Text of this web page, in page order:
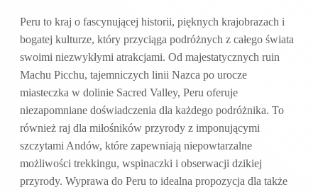
Peru to kraj o fascynującej historii, pięknych krajobrazach i
bogatej kulturze, który przyciąga podróżnych z całego świata
swoimi niezwykłymi atrakcjami. Od majestatycznych ruin
Machu Picchu, tajemniczych linii Nazca po urocze
miasteczka w dolinie Sacred Valley, Peru oferuje
niezapomniane doświadczenia dla każdego podróżnika. To
również raj dla miłośników przyrody z imponującymi
szczytami Andów, które zapewniają niepowtarzalne
możliwości trekkingu, wspinaczki i obserwacji dzikiej
przyrody. Wyprawa do Peru to idealna propozycja dla także